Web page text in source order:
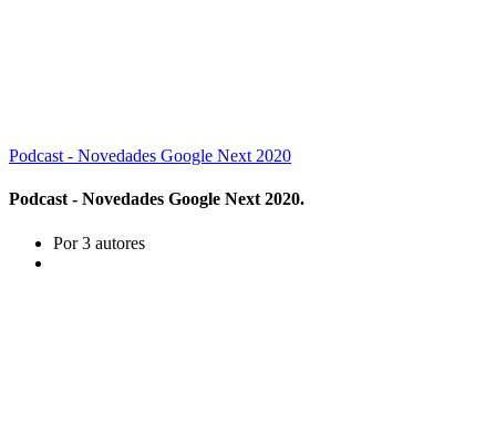
Podcast - Novedades Google Next 2020
Podcast - Novedades Google Next 2020.
Por 3 autores